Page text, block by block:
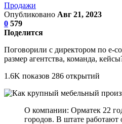
Продажи
Опубликовано Авг 21, 2023
0 579
Поделится
Поговорили с директором по e-
размер агентства, команда,
1.6K показов 286 открытий
О компании: Орматек 22
городов. В штате работают